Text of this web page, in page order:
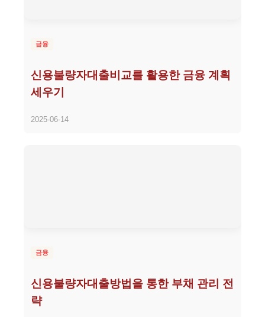
금융
신용불량자대출비교를 활용한 금융 계획
세우기
2025-06-14
금융
신용불량자대출방법을 통한 부채 관리 전
략